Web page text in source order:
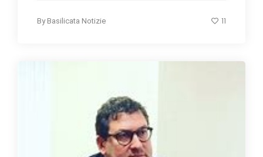
By Basilicata Notizie 11